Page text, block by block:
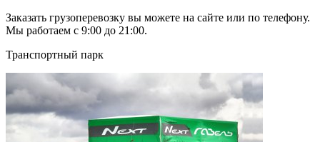
Заказать грузоперевозку вы можете на сайте или по телефону.
Мы работаем с 9:00 до 21:00.
Транспортный парк